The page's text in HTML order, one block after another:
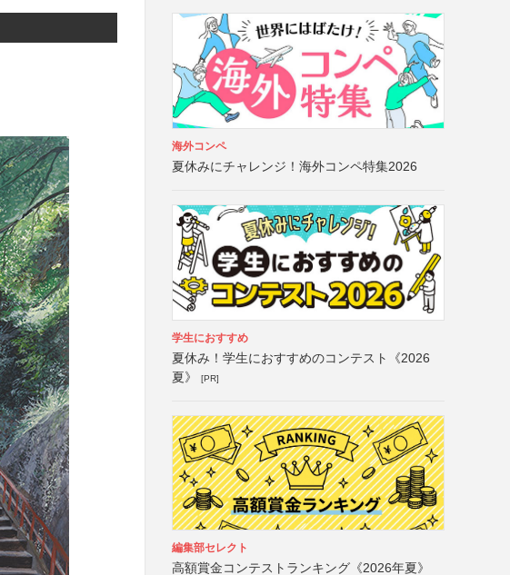
海外コンペ
夏休みにチャレンジ！海外コンペ特集2026
学生におすすめ
夏休み！学生におすすめのコンテスト《2026
夏》
[PR]
編集部セレクト
高額賞金コンテストランキング《2026年夏》